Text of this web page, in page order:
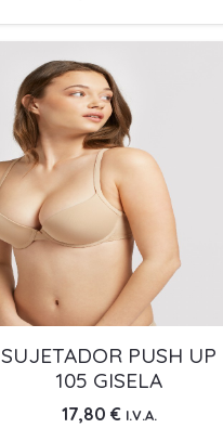
SUJETADOR PUSH UP
105 GISELA
17,80 € I.V.A.